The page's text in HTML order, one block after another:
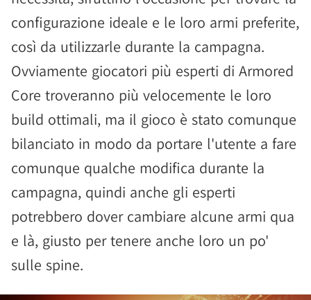
configurazione ideale e le loro armi preferite,
così da utilizzarle durante la campagna.
Ovviamente giocatori più esperti di Armored
Core troveranno più velocemente le loro
build ottimali, ma il gioco è stato comunque
bilanciato in modo da portare l'utente a fare
comunque qualche modifica durante la
campagna, quindi anche gli esperti
potrebbero dover cambiare alcune armi qua
e là, giusto per tenere anche loro un po'
sulle spine.